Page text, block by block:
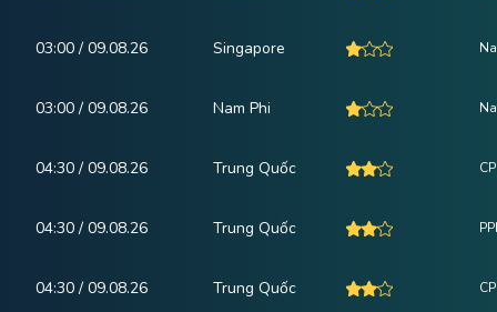
03:00 / 09.08.26 Singapore
03:00 / 09.08.26 Nam Phi
04:30 / 09.08.26 Trung Quốc
04:30 / 09.08.26 Trung Quốc
04:30 / 09.08.26 Trung Quốc